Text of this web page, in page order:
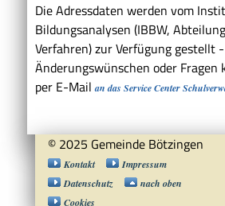
Die Adressdaten werden vom
Bildungsanalysen (IBBW,
Verfahren) zur Verfügung gestellt
Änderungswünschen oder Fragen
per E-Mailan das Service Center
© 2025 Gemeinde Bötzingen
Kontakt
Impressum
Datenschutz
nach oben
Cookies